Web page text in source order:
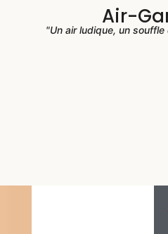
Air-
"Un air ludique, un souffle